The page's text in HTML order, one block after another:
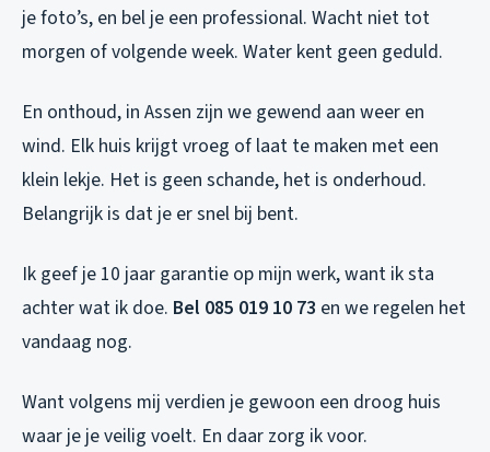
je foto’s, en bel je een professional. Wacht niet tot
morgen of volgende week. Water kent geen geduld.
En onthoud, in Assen zijn we gewend aan weer en
wind. Elk huis krijgt vroeg of laat te maken met een
klein lekje. Het is geen schande, het is onderhoud.
Belangrijk is dat je er snel bij bent.
Ik geef je 10 jaar garantie op mijn werk, want ik sta
achter wat ik doe. Bel 085 019 10 73 en we regelen het
vandaag nog.
Want volgens mij verdien je gewoon een droog huis
waar je je veilig voelt. En daar zorg ik voor.